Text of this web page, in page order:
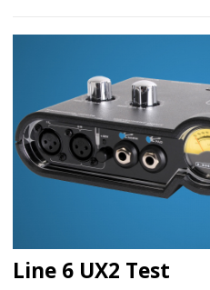
Line 6 UX2 Test